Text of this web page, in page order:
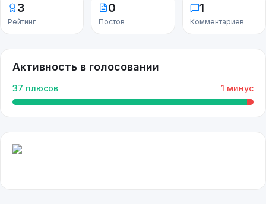
3
Рейтинг
0
Постов
1
Комментариев
Активность в голосовании
37 плюсов 1 минус